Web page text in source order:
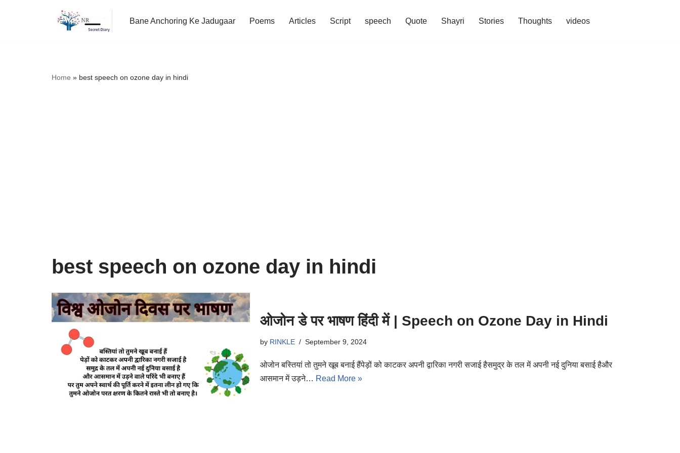
Bane Anchoring Ke Jadugaar Poems Articles Script speech Quote Shayri Stories Thoughts videos
Home » best speech on ozone day in hindi
best speech on ozone day in hindi
ओजोन डे पर भाषण हिंदी में | Speech on Ozone Day in Hindi
by RINKLE September 9, 2024
ओजोन बस्तियां तो तुमने खूब बनाई हैंपेड़ों को काटकर अपनी द्वारिका नगरी सजाई हैसमुद्र के तल में अपनी नई दुनिया बसाई हैऔर
आसमान में उड़ने… Read More »